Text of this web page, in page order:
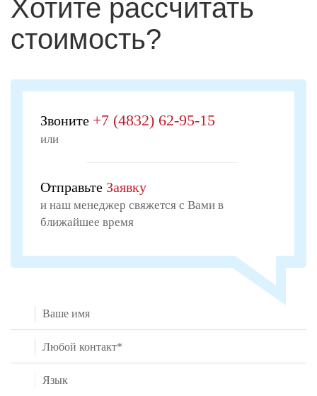
Хотите рассчитать
стоимость?
Звоните +7 (4832) 62-95-15
или
Отправьте Заявку
и наш менеджер свяжется с Вами в
ближайшее время